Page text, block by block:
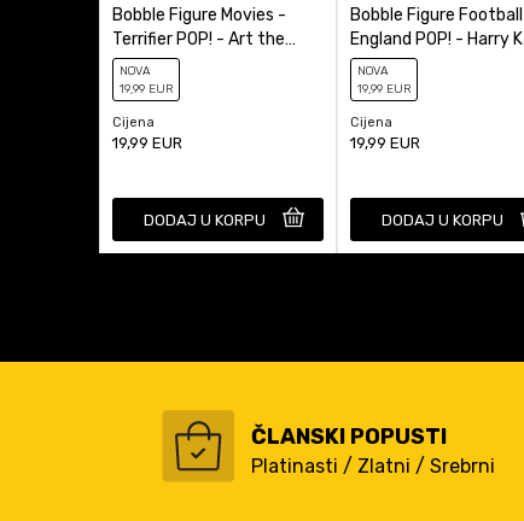
Bobble Figure Movies -
Terrifier POP! - Art the
Clown (Shelf Sitter) #2011
NOVA
19,99 EUR
Cijena
19,99 EUR
DODAJ U KORPU
Bobble Figure
England POP! - Harry
#85
NOVA
19,99 EUR
Cijena
19,99 EUR
DODAJ U KORPU
ČLANSKI POPUSTI
Platinasti / Zlatni / Srebrni